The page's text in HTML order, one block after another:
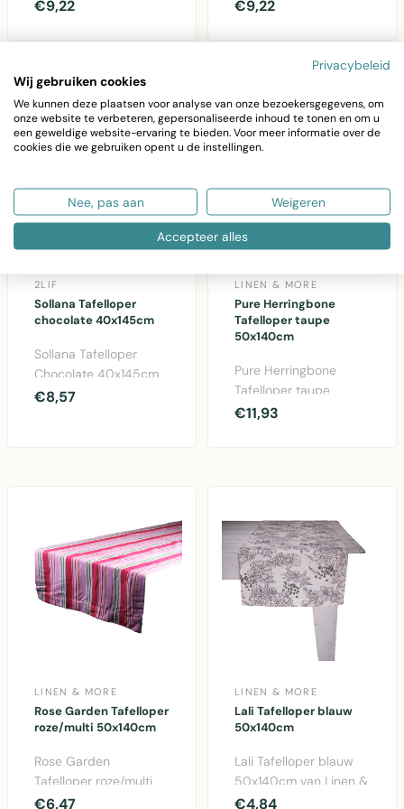
Elegant d..
€9,22
Weerbestendig en s..
€9,22
2LIF
Sollana Tafelloper
chocolate 40x145cm
Sollana Tafelloper
Chocolate 40x145cm
van 2Lif. Elegante
€8,57
LINEN & MORE
Pure Herringbone
Tafelloper taupe
50x140cm
Pure Herringbone
Tafelloper taupe
50x140cm van Linen &
€11,93
LINEN & MORE
Rose Garden Tafelloper
roze/multi 50x140cm
Rose Garden
Tafelloper roze/multi
50x140cm van Linen &
€6,47
LINEN & MORE
Lali Tafelloper blauw
50x140cm
Lali Tafelloper blauw
50x140cm van Linen &
More. Elegant katoen
€4,84
Privacybeleid
Wij gebruiken cookies
We kunnen deze plaatsen voor analyse van onze bezoekersgegevens, om
onze website te verbeteren, gepersonaliseerde inhoud te tonen en om u
een geweldige website-ervaring te bieden. Voor meer informatie over de
cookies die we gebruiken opent u de instellingen.
Nee, pas aan Weigeren
Accepteer alles